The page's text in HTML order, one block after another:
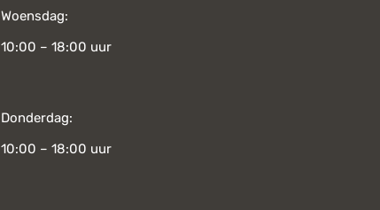
Woensdag:
10:00 – 18:00 uur
Donderdag:
10:00 – 18:00 uur